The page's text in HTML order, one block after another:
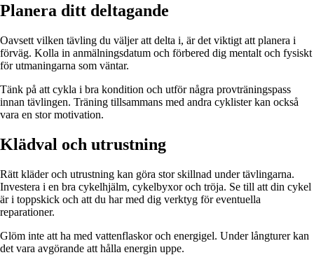
Planera ditt deltagande
Oavsett vilken tävling du väljer att delta i, är det viktigt att planera i
förväg. Kolla in anmälningsdatum och förbered dig mentalt och fysiskt
för utmaningarna som väntar.
Tänk på att cykla i bra kondition och utför några provträningspass
innan tävlingen. Träning tillsammans med andra cyklister kan också
vara en stor motivation.
Klädval och utrustning
Rätt kläder och utrustning kan göra stor skillnad under tävlingarna.
Investera i en bra cykelhjälm, cykelbyxor och tröja. Se till att din cykel
är i toppskick och att du har med dig verktyg för eventuella
reparationer.
Glöm inte att ha med vattenflaskor och energigel. Under långturer kan
det vara avgörande att hålla energin uppe.